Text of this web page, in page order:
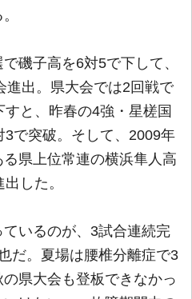
磯子高を6対5で下して、
進出。県大会では2回戦で
と、昨春の4強・星槎国
3で突破。そして、2009年
県上位常連の横浜隼人高
した。
いるのが、3試合連続完
だ。夏場は腰椎分離症で3
県大会も登板できなかっ